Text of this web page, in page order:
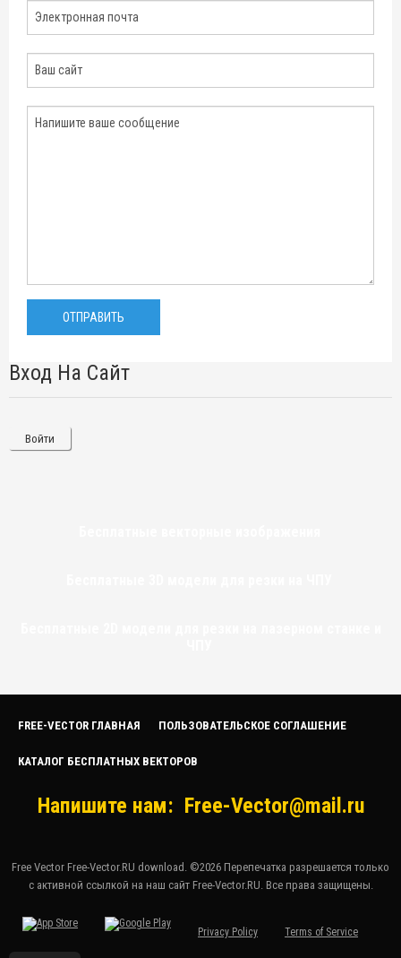
Вход На Сайт
Войти
FREE-VECTOR ГЛАВНАЯ ПОЛЬЗОВАТЕЛЬСКОЕ СОГЛАШЕНИЕ
КАТАЛОГ БЕСПЛАТНЫХ ВЕКТОРОВ
Напишите нам: Free-Vector@mail.ru
Free Vector Free-Vector.RU download. ©2026 Перепечатка разрешается только
с активной ссылкой на наш сайт Free-Vector.RU. Все права защищены.
Privacy Policy Terms of Service